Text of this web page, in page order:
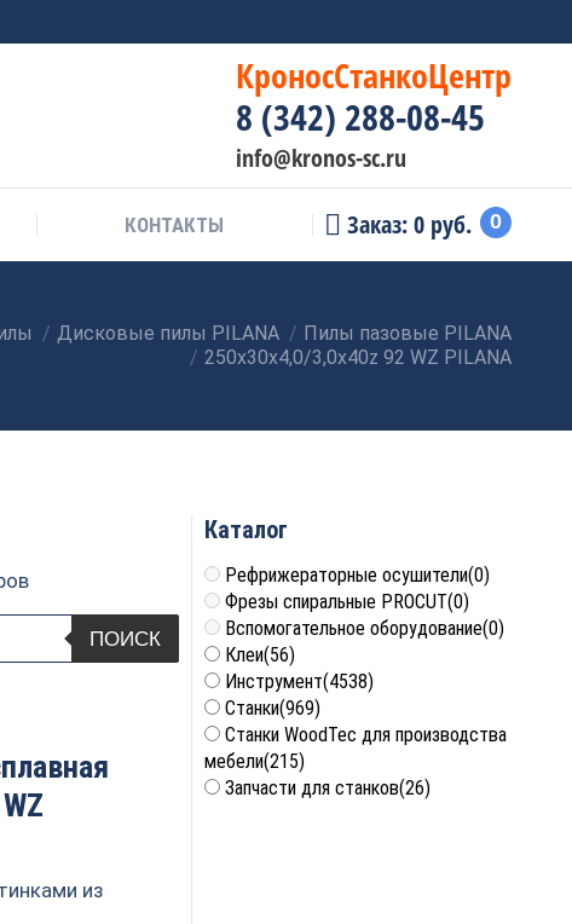
КроносСтанкоЦентр
8 (342) 288-08-45
info@kronos-sc.ru
КОНТАКТЫ Заказ:0 руб. 0
Дисковые пилы PILANA
Пилы пазовые PILANA
250х30х4,0/3,0х40z 92 WZ PILANA
ПОИСК
из
Каталог
Рефрижераторные осушители(0)
Фрезы спиральные PROCUT(0)
Вспомогательное оборудование(0)
Клеи(56)
Инструмент(4538)
Станки(969)
Станки WoodTec для производства
мебели(215)
Запчасти для станков(26)